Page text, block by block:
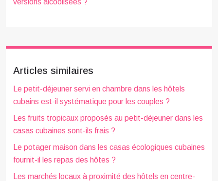
Articles similaires
Le petit-déjeuner servi en chambre dans les hôtels
cubains est-il systématique pour les couples ?
Les fruits tropicaux proposés au petit-déjeuner dans les
casas cubaines sont-ils frais ?
Le potager maison dans les casas écologiques cubaines
fournit-il les repas des hôtes ?
Les marchés locaux à proximité des hôtels en centre-